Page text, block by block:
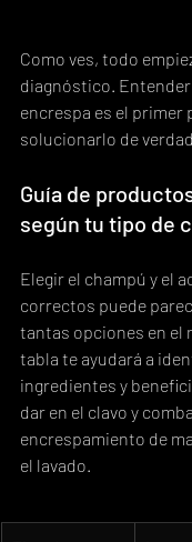
Como ves, todo
diagnóstico.
encrespa es el primer
solucionarlo de verdad.
Guía de
según tu tipo de
Elegir el champú y el
correctos puede
tantas opciones en el
tabla te ayudará a
ingredientes y
dar en el clavo y
encrespamiento de
el lavado.